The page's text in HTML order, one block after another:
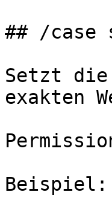
## /
Setzt die
exakten
Beispiel: